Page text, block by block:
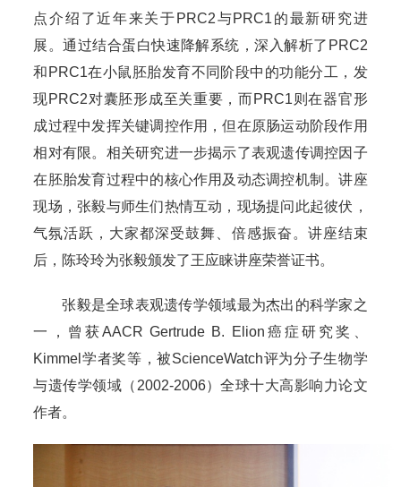
点介绍了近年来关于PRC2与PRC1的最新研究进
展。通过结合蛋白快速降解系统，深入解析了PRC2
和PRC1在小鼠胚胎发育不同阶段中的功能分工，发
现PRC2对囊胚形成至关重要，而PRC1则在器官形
成过程中发挥关键调控作用，但在原肠运动阶段作用
相对有限。相关研究进一步揭示了表观遗传调控因子
在胚胎发育过程中的核心作用及动态调控机制。讲座
现场，张毅与师生们热情互动，现场提问此起彼伏，
气氛活跃，大家都深受鼓舞、倍感振奋。讲座结束
后，陈玲玲为张毅颁发了王应睐讲座荣誉证书。
张毅是全球表观遗传学领域最为杰出的科学家之
一，曾获AACR Gertrude B. Elion癌症研究奖、
Kimmel学者奖等，被ScienceWatch评为分子生物学
与遗传学领域（2002-2006）全球十大高影响力论文
作者。